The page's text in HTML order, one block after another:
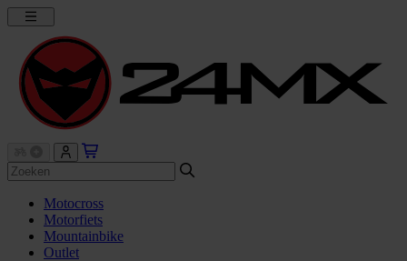
Motocross
Motorfiets
Mountainbike
Outlet